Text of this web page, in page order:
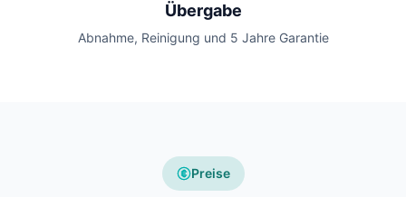
Übergabe
Abnahme, Reinigung und 5 Jahre Garantie
Preise